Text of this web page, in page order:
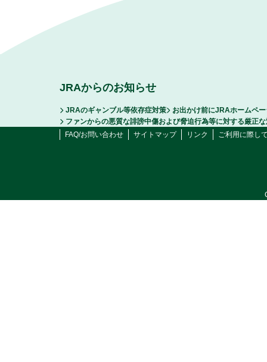
JRAからのお知らせ
JRAのギャンブル等依存症対策
お出かけ前にJRAホームペ
ファンからの悪質な誹謗中傷および脅迫行為等に対する厳正
FAQ/お問い合わせ
サイトマップ リンク ご利用に際し